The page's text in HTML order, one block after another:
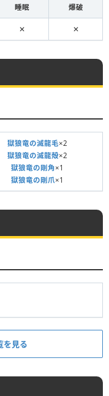
睡眠 爆破
✕ ✕
獄狼竜の滅龍毛×2
獄狼竜の滅龍殻×2
獄狼竜の剛角×1
獄狼竜の剛爪×1
を見る